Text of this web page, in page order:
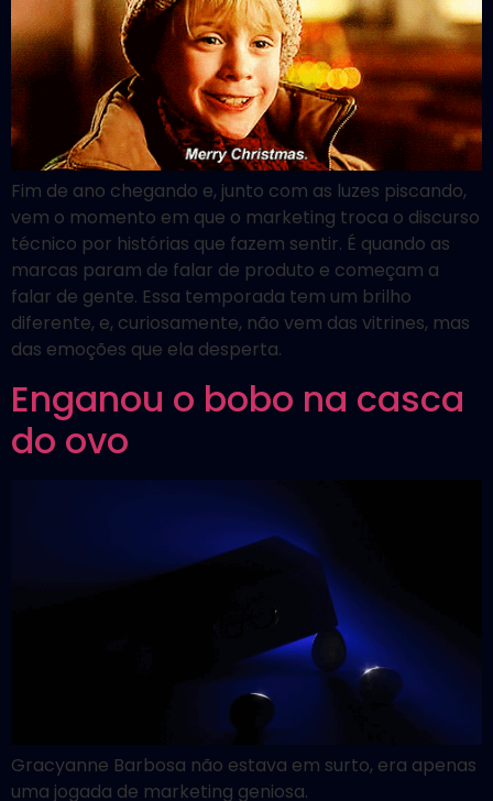
Fim de ano chegando e, junto com as luzes piscando,
vem o momento em que o marketing troca o discurso
técnico por histórias que fazem sentir. É quando as
marcas param de falar de produto e começam a
falar de gente. Essa temporada tem um brilho
diferente, e, curiosamente, não vem das vitrines, mas
das emoções que ela desperta.
Enganou o bobo na casca
do ovo
Gracyanne Barbosa não estava em surto, era apenas
uma jogada de marketing geniosa.